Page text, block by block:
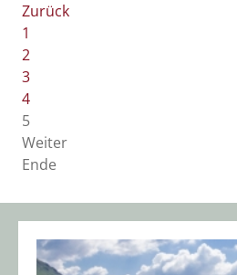
Zurück
1
2
3
4
5
Weiter
Ende